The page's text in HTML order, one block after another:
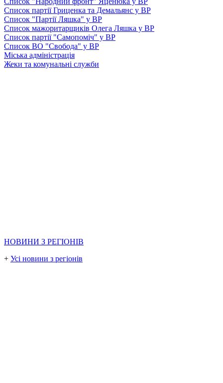
Список партії Гриценка та Демальянс у ВР
Список "Партії Ляшка" у ВР
Список мажоритарщиків Олега Ляшка у ВР
Список партії "Самопоміч" у ВР
Список ВО "Свобода" у ВР
Міська адміністрація
Жеки та комунальні служби
НОВИНИ З РЕГІОНІВ
+ Усі новини з регіонів